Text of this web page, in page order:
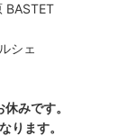
シェ
みです。
ります。